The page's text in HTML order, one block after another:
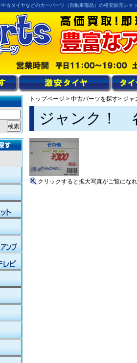
古タイヤなどのカーパーツ（自動車部品）の格安販売ショ
トップページ > 中古パーツを探す> ジャ
ジャンク！
クリックすると拡大写真がご覧にな